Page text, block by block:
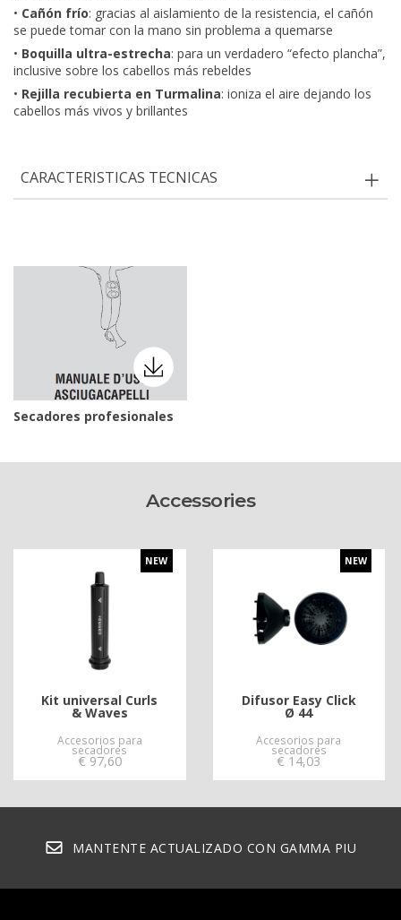
• Cañón frío: gracias al aislamiento de la resistencia, el cañón
se puede tomar con la mano sin problema a quemarse
• Boquilla ultra-estrecha: para un verdadero “efecto plancha”,
inclusive sobre los cabellos más rebeldes
• Rejilla recubierta en Turmalina: ioniza el aire dejando los
cabellos más vivos y brillantes
CARACTERISTICAS TECNICAS
Secadores profesionales
Accessories
NEW
Kit universal Curls
& Waves
Accesorios para
secadores
€ 97,60
NEW
Difusor Easy Click
Ø 44
Accesorios para
secadores
€ 14,03
MANTENTE ACTUALIZADO CON GAMMA PIU